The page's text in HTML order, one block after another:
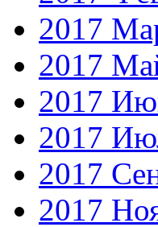
2017
2017
2017
2017
2017
2017